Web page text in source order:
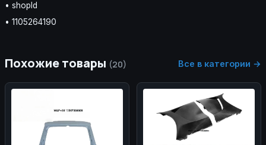
• shopId
• 1105264190
Похожие товары (20) Все в категории →